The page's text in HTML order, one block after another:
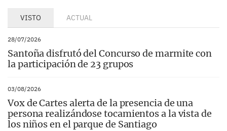
VISTO ACTUAL
28/07/2026
Santoña disfrutó del Concurso de marmite con
la participación de 23 grupos
03/08/2026
Vox de Cartes alerta de la presencia de una
persona realizándose tocamientos a la vista de
los niños en el parque de Santiago